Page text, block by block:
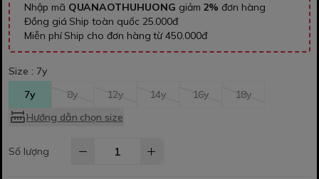
Nhập mã QUANAOTHUHUONG giảm 2% đơn hàng
Đồng giá Ship toàn quốc 25.000đ
Miễn phí Ship cho đơn hàng từ 450.000đ
Size : 7y
7y
8y 12y 14y 16y
18y
Hướng dẫn chọn size
Số lượng